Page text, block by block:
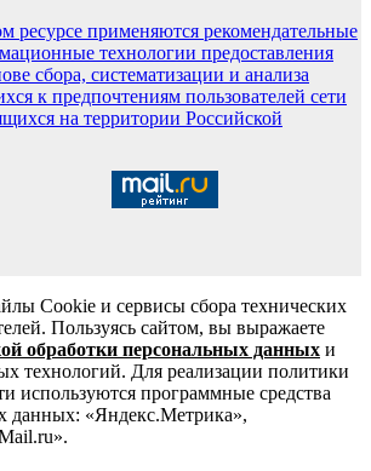
ресурсе применяются рекомендательные
технологии предоставления
сбора, систематизации и анализа
к предпочтениям пользователей сети
на территории Российской
Cookie и сервисы сбора технических
Пользуясь сайтом, вы выражаете
обработки персональных данных и
технологий. Для реализации политики
используются программные средства
данных: «Яндекс.Метрика»,